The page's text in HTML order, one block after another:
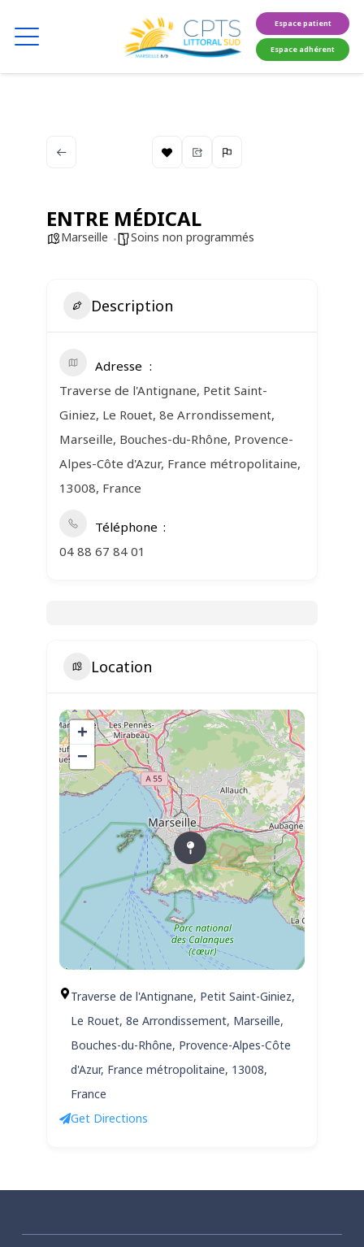
Espace patient
Espace adhérent
ENTRE MÉDICAL
Marseille Soins non programmés
Description
Adresse
Traverse de l'Antignane, Petit Saint-
Giniez, Le Rouet, 8e Arrondissement,
Marseille, Bouches-du-Rhône, Provence-
Alpes-Côte d'Azur, France métropolitaine,
13008, France
Téléphone
04 88 67 84 01
Location
+
−
Traverse de l'Antignane, Petit Saint-Giniez,
Le Rouet, 8e Arrondissement, Marseille,
Bouches-du-Rhône, Provence-Alpes-Côte
d'Azur, France métropolitaine, 13008,
France
Get Directions